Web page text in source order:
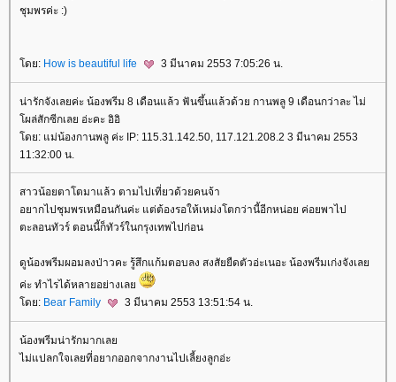
ชุมพรค่ะ :)
โดย: How is beautiful life 3 มีนาคม 2553 7:05:26 น.
น่ารักจังเลยค่ะ น้องพรีม 8 เดือนแล้ว ฟันขึ้นแล้วด้วย กานพลู 9 เดือนกว่าละ ไม่
โผล่สักซีกเลย อ่ะคะ อิอิ
โดย: แม่น้องกานพลู ค่ะ IP: 115.31.142.50, 117.121.208.2 3 มีนาคม 2553
11:32:00 น.
สาวน้อยตาโตมาแล้ว ตามไปเที่ยวด้วยคนจ้า
อยากไปชุมพรเหมือนกันค่ะ แต่ต้องรอให้เหม่งโตกว่านี้อีกหน่อย ค่อยพาไป
ตะลอนทัวร์ ตอนนี้ก็ทัวร์ในกรุงเทพไปก่อน
ดูน้องพรีมผอมลงป่าวคะ รู้สึกแก้มตอบลง สงสัยยืดตัวอ่ะเนอะ น้องพรีมเก่งจังเลย
ค่ะ ทำไรได้หลายอย่างเลย
โดย: Bear Family 3 มีนาคม 2553 13:51:54 น.
น้องพรีมน่ารักมากเลย
ไม่แปลกใจเลยที่อยากออกจากงานไปเลี้ยงลูกอ่ะ